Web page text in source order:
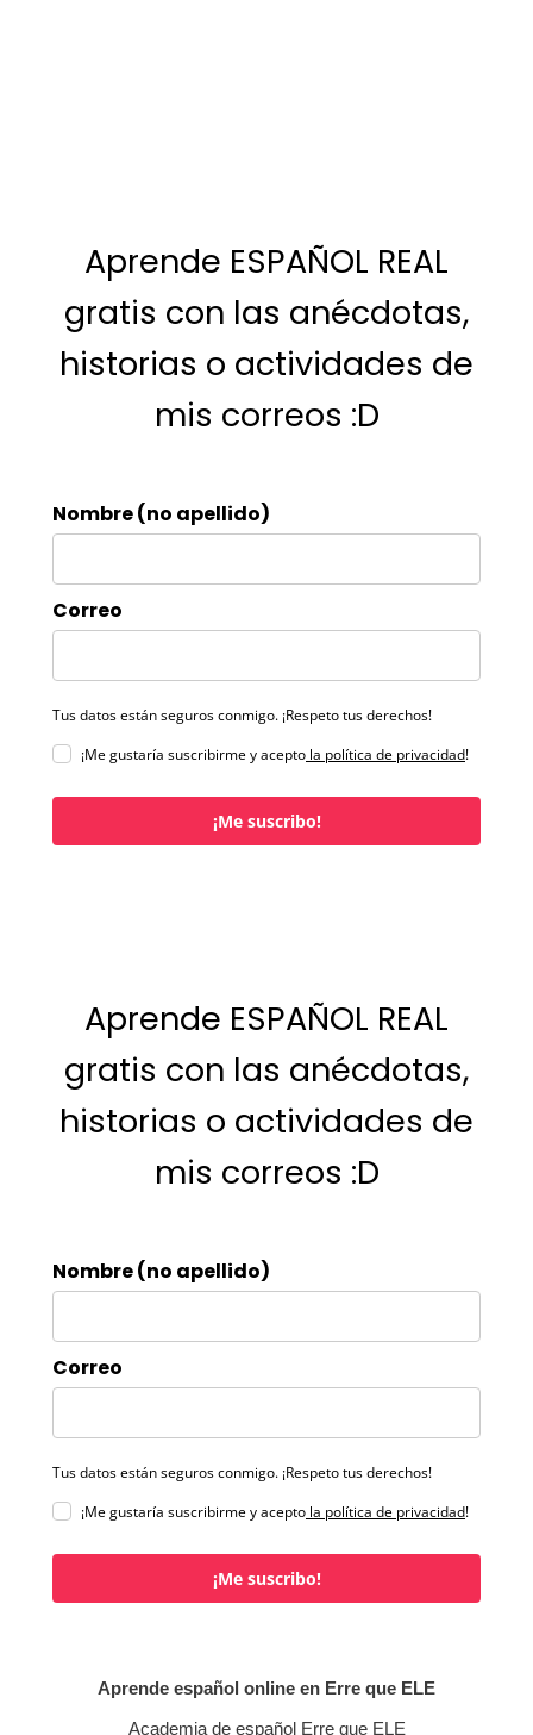
Aprende ESPAÑOL REAL
gratis con las anécdotas,
historias o actividades de
mis correos :D
Nombre (no apellido)
Correo
Tus datos están seguros conmigo. ¡Respeto tus derechos!
¡Me gustaría suscribirme y acepto la política de privacidad!
¡Me suscribo!
Aprende ESPAÑOL REAL
gratis con las anécdotas,
historias o actividades de
mis correos :D
Nombre (no apellido)
Correo
Tus datos están seguros conmigo. ¡Respeto tus derechos!
¡Me gustaría suscribirme y acepto la política de privacidad!
¡Me suscribo!
Aprende español online en Erre que ELE
Academia de español Erre que ELE